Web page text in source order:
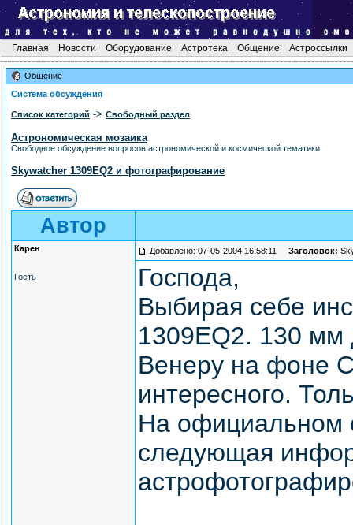
Главная Новости Оборудование Астротека Общение Астроссылки
Общение
Система обсуждения
Список категорий -> Свободный раздел
Астрономическая мозаика
Свободное обсуждение вопросов астрономической и космической тематики
Skywatcher 1309EQ2 и фотографирование
Автор
Карен
Гость
Добавлено: 07-05-2004 16:58:11 Заголовок:
Господа,
Выбирая себе
1309EQ2. 130 мм
Венеру на фоне
интересного.
На официальном
следующая